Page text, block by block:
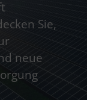
Sie,
neue